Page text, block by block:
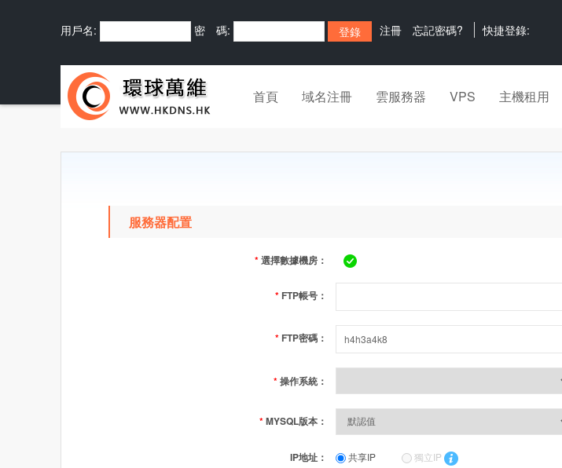
用戶名: 密 碼: 注冊 忘記密碼? 快捷登錄:
首頁 域名注冊 雲服務器 VPS 主機租用
服務器配置
*選擇數據機房：
* FTP帳号：
* FTP密碼：
*操作系統：
*MYSQL版本：
IP地址： 共享IP 獨立IP